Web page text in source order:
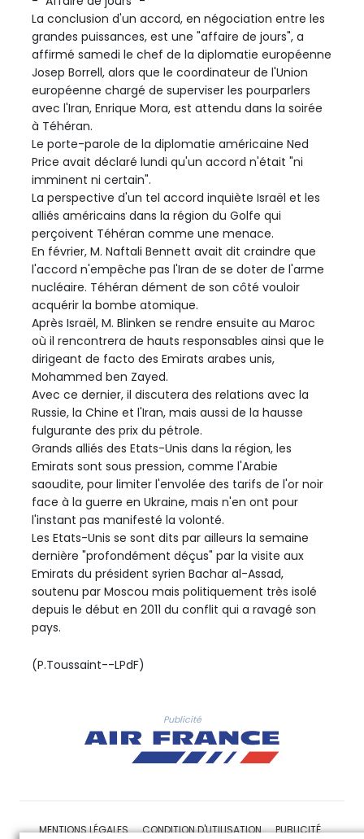
La conclusion d'un accord, en négociation entre les
grandes puissances, est une "affaire de jours", a
affirmé samedi le chef de la diplomatie européenne
Josep Borrell, alors que le coordinateur de l'Union
européenne chargé de superviser les pourparlers
avec l'Iran, Enrique Mora, est attendu dans la soirée
à Téhéran.
Le porte-parole de la diplomatie américaine Ned
Price avait déclaré lundi qu'un accord n'était "ni
imminent ni certain".
La perspective d'un tel accord inquiète Israël et les
alliés américains dans la région du Golfe qui
perçoivent Téhéran comme une menace.
En février, M. Naftali Bennett avait dit craindre que
l'accord n'empêche pas l'Iran de se doter de l'arme
nucléaire. Téhéran dément de son côté vouloir
acquérir la bombe atomique.
Après Israël, M. Blinken se rendre ensuite au Maroc
où il rencontrera de hauts responsables ainsi que le
dirigeant de facto des Emirats arabes unis,
Mohammed ben Zayed.
Avec ce dernier, il discutera des relations avec la
Russie, la Chine et l'Iran, mais aussi de la hausse
fulgurante des prix du pétrole.
Grands alliés des Etats-Unis dans la région, les
Emirats sont sous pression, comme l'Arabie
saoudite, pour limiter l'envolée des tarifs de l'or noir
face à la guerre en Ukraine, mais n'en ont pour
l'instant pas manifesté la volonté.
Les Etats-Unis se sont dits par ailleurs la semaine
dernière "profondément déçus" par la visite aux
Emirats du président syrien Bachar al-Assad,
soutenu par Moscou mais politiquement très isolé
depuis le début en 2011 du conflit qui a ravagé son
pays.
(P.Toussaint--LPdF)
Publicité
MENTIONS LÉGALES CONDITION D'UTILISATION PUBLICITÉ